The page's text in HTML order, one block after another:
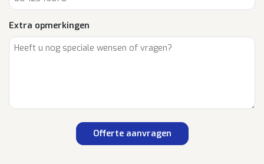
Extra opmerkingen
Offerte aanvragen